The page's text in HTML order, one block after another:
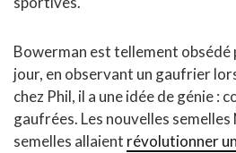
Bowerman est tellement obsédé
jour, en observant un gaufrier
chez Phil, il a une idée de génie :
gaufrées. Les nouvelles
semelles allaient révolutionner